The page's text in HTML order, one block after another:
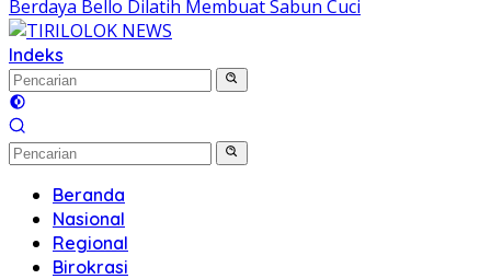
Berdaya Bello Dilatih Membuat Sabun Cuci
Indeks
Beranda
Nasional
Regional
Birokrasi